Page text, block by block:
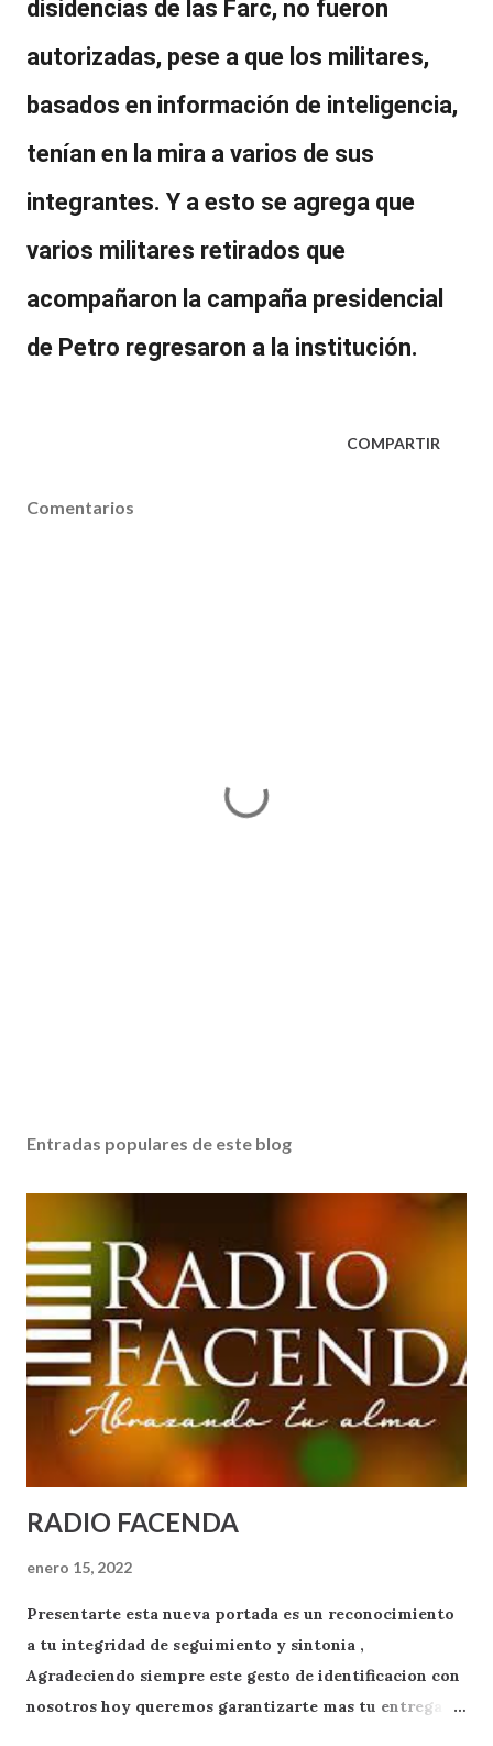
disidencias de las Farc, no fueron
autorizadas, pese a que los militares,
basados en información de inteligencia,
tenían en la mira a varios de sus
integrantes. Y a esto se agrega que
varios militares retirados que
acompañaron la campaña presidencial
de Petro regresaron a la institución.
COMPARTIR
Comentarios
Entradas populares de este blog
RADIO FACENDA
enero 15, 2022
Presentarte esta nueva portada es un reconocimiento
a tu integridad de seguimiento y sintonia ,
Agradeciendo siempre este gesto de identificacion con
nosotros hoy queremos garantizarte mas tu entrega